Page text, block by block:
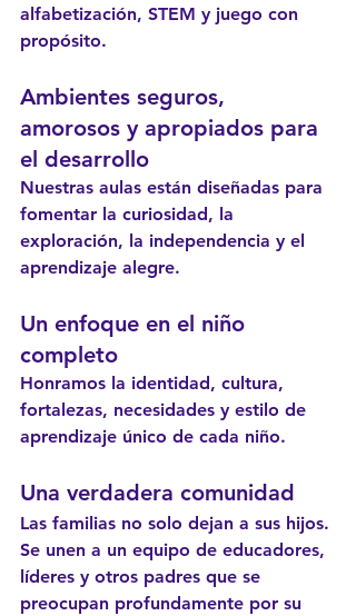
alfabetización, STEM y juego con
propósito.
Ambientes seguros,
amorosos y apropiados para
el desarrollo
Nuestras aulas están diseñadas para
fomentar la curiosidad, la
exploración, la independencia y el
aprendizaje alegre.
Un enfoque en el niño
completo
Honramos la identidad, cultura,
fortalezas, necesidades y estilo de
aprendizaje único de cada niño.
Una verdadera comunidad
Las familias no solo dejan a sus hijos.
Se unen a un equipo de educadores,
líderes y otros padres que se
preocupan profundamente por su